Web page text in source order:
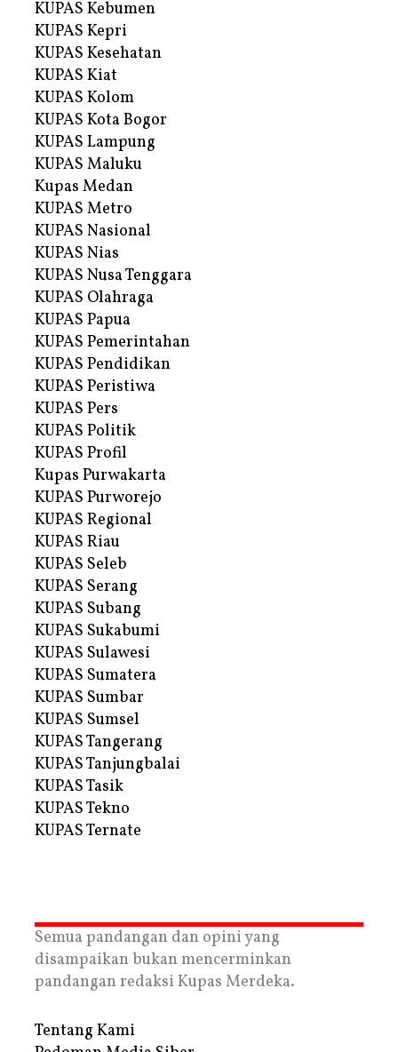
KUPAS Kebumen
KUPAS Kepri
KUPAS Kesehatan
KUPAS Kiat
KUPAS Kolom
KUPAS Kota Bogor
KUPAS Lampung
KUPAS Maluku
Kupas Medan
KUPAS Metro
KUPAS Nasional
KUPAS Nias
KUPAS Nusa Tenggara
KUPAS Olahraga
KUPAS Papua
KUPAS Pemerintahan
KUPAS Pendidikan
KUPAS Peristiwa
KUPAS Pers
KUPAS Politik
KUPAS Profil
Kupas Purwakarta
KUPAS Purworejo
KUPAS Regional
KUPAS Riau
KUPAS Seleb
KUPAS Serang
KUPAS Subang
KUPAS Sukabumi
KUPAS Sulawesi
KUPAS Sumatera
KUPAS Sumbar
KUPAS Sumsel
KUPAS Tangerang
KUPAS Tanjungbalai
KUPAS Tasik
KUPAS Tekno
KUPAS Ternate
Semua pandangan dan opini yang
disampaikan bukan mencerminkan
pandangan redaksi Kupas Merdeka.
Tentang Kami